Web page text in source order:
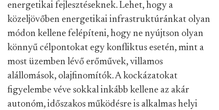
energetikai fejlesztéseknek. Lehet, hogy a
közeljövőben energetikai infrastruktúránkat olyan
módon kellene felépíteni, hogy ne nyújtson olyan
könnyű célpontokat egy konfliktus esetén, mint a
most üzemben lévő erőművek, villamos
alállomások, olajfinomítók. A kockázatokat
figyelembe véve sokkal inkább kellene az akár
autonóm, időszakos működésre is alkalmas helyi